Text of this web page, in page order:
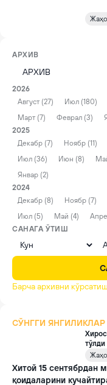
АРХИВ
2026
Август (27)
Июл (180)
Март (7)
Феврал (3)
2025
Декабр (7)
Ноябр (11)
Июл (36)
Июн (8)
Январ (2)
2024
Декабр (8)
Ноябр (7)
Июл (5)
Май (4)
САНАГА ЎТИШ
Барча архивни
СЎНГГИ ЯНГИЛИКЛАР
тўлди
Хитой 15 сентябрдан
қоидаларини